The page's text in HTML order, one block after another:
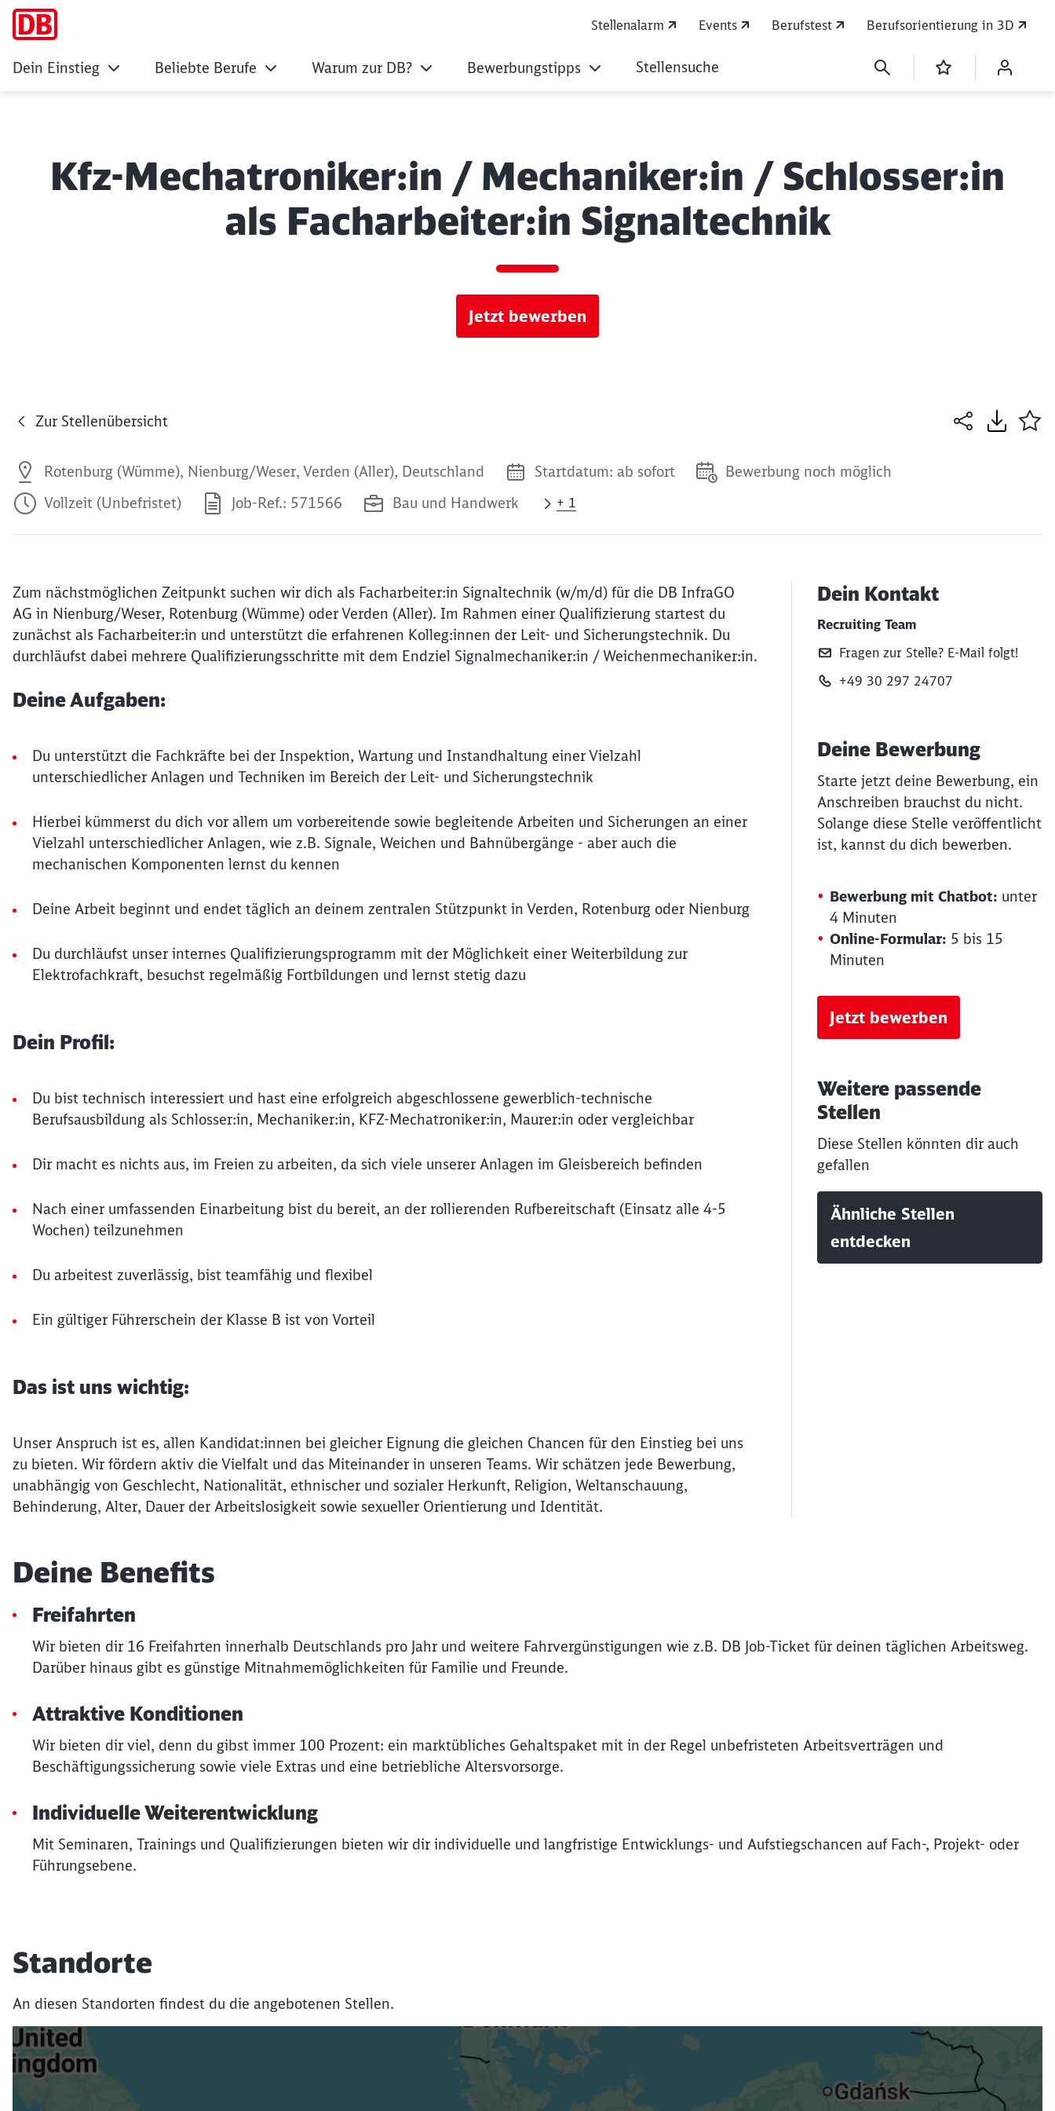
Stellenalarm Events Berufstest Berufsorientierung in 3D
Dein Einstieg Beliebte Berufe Warum zur DB? Bewerbungstipps Stellensuche
Kfz-Mechatroniker:in / Mechaniker:in / Schlosser:in
als Facharbeiter:in Signaltechnik
Jetzt bewerben
Zur Stellenübersicht
Rotenburg (Wümme), Nienburg/Weser, Verden (Aller), Deutschland Startdatum: ab sofort
Bewerbung noch möglich
Vollzeit (Unbefristet)
Job-Ref.: 571566 Bau und Handwerk + 1
Zum nächstmöglichen Zeitpunkt suchen wir dich als Facharbeiter:in Signaltechnik (w/m/d) für die DB InfraGO
AG in Nienburg/Weser, Rotenburg (Wümme) oder Verden (Aller). Im Rahmen einer Qualifizierung startest du
zunächst als Facharbeiter:in und unterstützt die erfahrenen Kolleg:innen der Leit- und Sicherungstechnik. Du
durchläufst dabei mehrere Qualifizierungsschritte mit dem Endziel Signalmechaniker:in / Weichenmechaniker:in.
Deine Aufgaben:
Du unterstützt die Fachkräfte bei der Inspektion, Wartung und Instandhaltung einer Vielzahl
unterschiedlicher Anlagen und Techniken im Bereich der Leit- und Sicherungstechnik
Hierbei kümmerst du dich vor allem um vorbereitende sowie begleitende Arbeiten und Sicherungen an einer
Vielzahl unterschiedlicher Anlagen, wie z.B. Signale, Weichen und Bahnübergänge - aber auch die
mechanischen Komponenten lernst du kennen
Deine Arbeit beginnt und endet täglich an deinem zentralen Stützpunkt in Verden, Rotenburg oder Nienburg
Du durchläufst unser internes Qualifizierungsprogramm mit der Möglichkeit einer Weiterbildung zur
Elektrofachkraft, besuchst regelmäßig Fortbildungen und lernst stetig dazu
Dein Profil:
Du bist technisch interessiert und hast eine erfolgreich abgeschlossene gewerblich-technische
Berufsausbildung als Schlosser:in, Mechaniker:in, KFZ-Mechatroniker:in, Maurer:in oder vergleichbar
Dir macht es nichts aus, im Freien zu arbeiten, da sich viele unserer Anlagen im Gleisbereich befinden
Nach einer umfassenden Einarbeitung bist du bereit, an der rollierenden Rufbereitschaft (Einsatz alle 4-5
Wochen) teilzunehmen
Du arbeitest zuverlässig, bist teamfähig und flexibel
Ein gültiger Führerschein der Klasse B ist von Vorteil
Das ist uns wichtig:
Unser Anspruch ist es, allen Kandidat:innen bei gleicher Eignung die gleichen Chancen für den Einstieg bei uns
zu bieten. Wir fördern aktiv die Vielfalt und das Miteinander in unseren Teams. Wir schätzen jede Bewerbung,
unabhängig von Geschlecht, Nationalität, ethnischer und sozialer Herkunft, Religion, Weltanschauung,
Behinderung, Alter, Dauer der Arbeitslosigkeit sowie sexueller Orientierung und Identität.
Dein Kontakt
Recruiting Team
Fragen zur Stelle? E‑Mail folgt!
+49 30 297 24707
Deine Bewerbung
Starte jetzt deine Bewerbung, ein
Anschreiben brauchst du nicht.
Solange diese Stelle veröffentlicht
ist, kannst du dich bewerben.
Bewerbung mit Chatbot: unter
4 Minuten
Online-Formular: 5 bis 15
Minuten
Jetzt bewerben
Weitere passende
Stellen
Diese Stellen könnten dir auch
gefallen
Ähnliche Stellen
entdecken
Deine Benefits
Freifahrten
Wir bieten dir 16 Freifahrten innerhalb Deutschlands pro Jahr und weitere Fahrvergünstigungen wie z.B. DB Job-Ticket für deinen täglichen Arbeitsweg.
Darüber hinaus gibt es günstige Mitnahmemöglichkeiten für Familie und Freunde.
Attraktive Konditionen
Wir bieten dir viel, denn du gibst immer 100 Prozent: ein marktübliches Gehaltspaket mit in der Regel unbefristeten Arbeitsverträgen und
Beschäftigungssicherung sowie viele Extras und eine betriebliche Altersvorsorge.
Individuelle Weiterentwicklung
Mit Seminaren, Trainings und Qualifizierungen bieten wir dir individuelle und langfristige Entwicklungs- und Aufstiegschancen auf Fach-, Projekt- oder
Führungsebene.
Standorte
An diesen Standorten findest du die angebotenen Stellen.
Möchten Sie zuweitergeleitet werden?